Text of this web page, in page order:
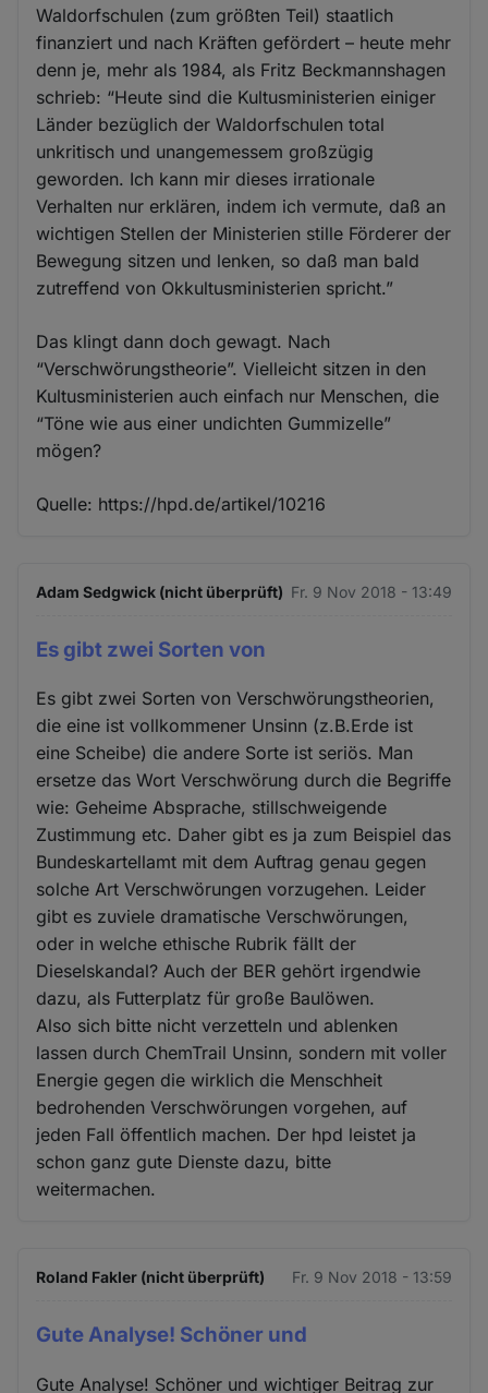
Waldorfschulen (zum größten Teil) staatlich
finanziert und nach Kräften gefördert – heute mehr
denn je, mehr als 1984, als Fritz Beckmannshagen
schrieb: “Heute sind die Kultusministerien einiger
Länder bezüglich der Waldorfschulen total
unkritisch und unangemessem großzügig
geworden. Ich kann mir dieses irrationale
Verhalten nur erklären, indem ich vermute, daß an
wichtigen Stellen der Ministerien stille Förderer der
Bewegung sitzen und lenken, so daß man bald
zutreffend von Okkultusministerien spricht.”
Das klingt dann doch gewagt. Nach
“Verschwörungstheorie”. Vielleicht sitzen in den
Kultusministerien auch einfach nur Menschen, die
“Töne wie aus einer undichten Gummizelle”
mögen?
Quelle: https://hpd.de/artikel/10216
Adam Sedgwick (nicht überprüft) Fr. 9 Nov 2018 - 13:49
Es gibt zwei Sorten von
Es gibt zwei Sorten von Verschwörungstheorien,
die eine ist vollkommener Unsinn (z.B.Erde ist
eine Scheibe) die andere Sorte ist seriös. Man
ersetze das Wort Verschwörung durch die Begriffe
wie: Geheime Absprache, stillschweigende
Zustimmung etc. Daher gibt es ja zum Beispiel das
Bundeskartellamt mit dem Auftrag genau gegen
solche Art Verschwörungen vorzugehen. Leider
gibt es zuviele dramatische Verschwörungen,
oder in welche ethische Rubrik fällt der
Dieselskandal? Auch der BER gehört irgendwie
dazu, als Futterplatz für große Baulöwen.
Also sich bitte nicht verzetteln und ablenken
lassen durch ChemTrail Unsinn, sondern mit voller
Energie gegen die wirklich die Menschheit
bedrohenden Verschwörungen vorgehen, auf
jeden Fall öffentlich machen. Der hpd leistet ja
schon ganz gute Dienste dazu, bitte
weitermachen.
Roland Fakler (nicht überprüft) Fr. 9 Nov 2018 - 13:59
Gute Analyse! Schöner und
Gute Analyse! Schöner und wichtiger Beitrag zur